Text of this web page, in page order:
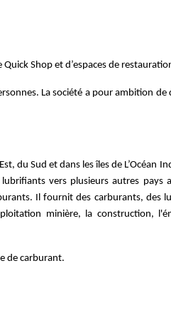
Shop et d’espaces de
La société a pour ambition
du Sud et dans les îles de L’Océan
vers plusieurs autres pays
Il fournit des carburants, des
minière, la construction,
de carburant.